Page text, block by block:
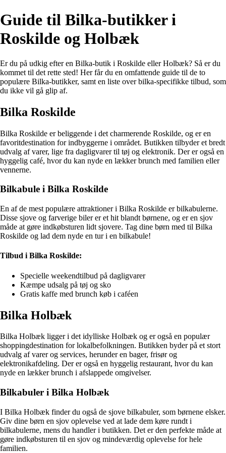
Guide til Bilka-butikker i
Roskilde og Holbæk
Er du på udkig efter en Bilka-butik i Roskilde eller Holbæk? Så er du
kommet til det rette sted! Her får du en omfattende guide til de to
populære Bilka-butikker, samt en liste over bilka-specifikke tilbud, som
du ikke vil gå glip af.
Bilka Roskilde
Bilka Roskilde er beliggende i det charmerende Roskilde, og er en
favoritdestination for indbyggerne i området. Butikken tilbyder et bredt
udvalg af varer, lige fra dagligvarer til tøj og elektronik. Der er også en
hyggelig café, hvor du kan nyde en lækker brunch med familien eller
vennerne.
Bilkabule i Bilka Roskilde
En af de mest populære attraktioner i Bilka Roskilde er bilkabulerne.
Disse sjove og farverige biler er et hit blandt børnene, og er en sjov
måde at gøre indkøbsturen lidt sjovere. Tag dine børn med til Bilka
Roskilde og lad dem nyde en tur i en bilkabule!
Tilbud i Bilka Roskilde:
Specielle weekendtilbud på dagligvarer
Kæmpe udsalg på tøj og sko
Gratis kaffe med brunch køb i caféen
Bilka Holbæk
Bilka Holbæk ligger i det idylliske Holbæk og er også en populær
shoppingdestination for lokalbefolkningen. Butikken byder på et stort
udvalg af varer og services, herunder en bager, frisør og
elektronikafdeling. Der er også en hyggelig restaurant, hvor du kan
nyde en lækker brunch i afslappede omgivelser.
Bilkabuler i Bilka Holbæk
I Bilka Holbæk finder du også de sjove bilkabuler, som børnene elsker.
Giv dine børn en sjov oplevelse ved at lade dem køre rundt i
bilkabulerne, mens du handler i butikken. Det er den perfekte måde at
gøre indkøbsturen til en sjov og mindeværdig oplevelse for hele
familien.